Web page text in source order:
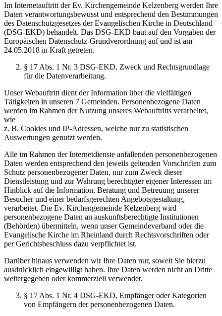
Im Internetauftritt der Ev. Kirchengemeinde Kelzenberg werden Ihre
Daten verantwortungsbewusst und entsprechend den Bestimmungen
des Datenschutzgesetzes der Evangelischen Kirche in Deutschland
(DSG-EKD) behandelt. Das DSG-EKD baut auf den Vorgaben der
Europäischen Datenschutz-Grundverordnung auf und ist am
24.05.2018 in Kraft getreten.
§ 17 Abs. 1 Nr. 3 DSG-EKD, Zweck und Rechtsgrundlage
für die Datenverarbeitung.
Unser Webauftritt dient der Information über die vielfältigen
Tätigkeiten in unseren 7 Gemeinden. Personenbezogene Daten
werden im Rahmen der Nutzung unseres Webauftritts verarbeitet,
wie
z. B. Cookies und IP-Adressen, welche nur zu statistischen
Auswertungen genutzt werden.
Alle im Rahmen der Internetdienste anfallenden personenbezogenen
Daten werden entsprechend den jeweils geltenden Vorschriften zum
Schutz personenbezogener Daten, nur zum Zweck dieser
Dienstleistung und zur Wahrung berechtigter eigener Interessen im
Hinblick auf die Information, Beratung und Betreuung unserer
Besucher und einer bedarfsgerechten Angebotsgestaltung,
verarbeitet. Die Ev. Kirchengemeinde Kelzenberg wird
personenbezogene Daten an auskunftsberechtigte Institutionen
(Behörden) übermitteln, wenn unser Gemeindeverband oder die
Evangelische Kirche im Rheinland durch Rechtsvorschriften oder
per Gerichtsbeschluss dazu verpflichtet ist.
Darüber hinaus verwenden wir Ihre Daten nur, soweit Sie hierzu
ausdrücklich eingewilligt haben. Ihre Daten werden nicht an Dritte
weitergegeben oder kommerziell verwendet.
§ 17 Abs. 1 Nr. 4 DSG-EKD, Empfänger oder Kategorien
von Empfängern der personenbezogenen Daten.